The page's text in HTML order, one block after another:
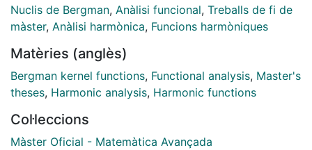
<1\}$. In this case, we have taken the same structure
of the proof with the translations group and euclidean
hyperbolic balls. Next, considering the same idea as
for the Paley-Wiener space we have achieved the
Logvinenko-Sereda theorem for the Classic Fock
result for the space of polynomials in the torus.
Nuclis de Bergman, Anàlisi funcional, Treballs de fi de
màster, Anàlisi harmònica, Funcions harmòniques
Matèries (anglès)
Bergman kernel functions, Functional analysis, Master's
theses, Harmonic analysis, Harmonic functions
Col·leccions
Màster Oficial - Matemàtica Avançada